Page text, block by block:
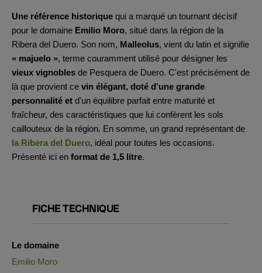
Une référence historique qui a marqué un tournant décisif
pour le domaine Emilio Moro, situé dans la région de la
Ribera del Duero. Son nom, Malleolus, vient du latin et signifie
« majuelo », terme couramment utilisé pour désigner les
vieux vignobles de Pesquera de Duero. C'est précisément de
là que provient ce vin élégant, doté d'une grande
personnalité et d'un équilibre parfait entre maturité et
fraîcheur, des caractéristiques que lui confèrent les sols
caillouteux de la région. En somme, un grand représentant de
la Ribera del Duero, idéal pour toutes les occasions.
Présenté ici en format de 1,5 litre.
FICHE TECHNIQUE
Le domaine
Emilio Moro